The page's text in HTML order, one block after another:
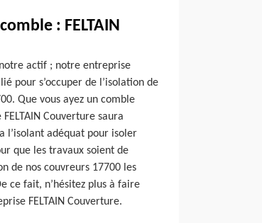
: FELTAIN
actif ; notre entreprise
pour s’occuper de l’isolation de
Que vous ayez un comble
Couverture saura
adéquat pour isoler
que les travaux soient de
de nos couvreurs 17700 les
ce fait, n’hésitez plus à faire
FELTAIN Couverture.